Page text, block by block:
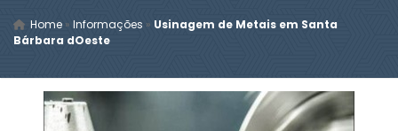
Home » Informações » Usinagem de Metais em Santa
Bárbara dOeste